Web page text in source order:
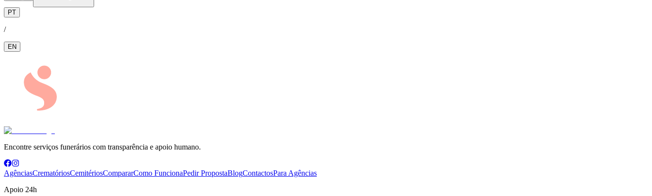
PT
/
EN
Encontre serviços funerários com transparência e apoio humano.
AgênciasCrematóriosCemitériosCompararComo FuncionaPedir PropostaBlogContactosPara Agências
Apoio 24h